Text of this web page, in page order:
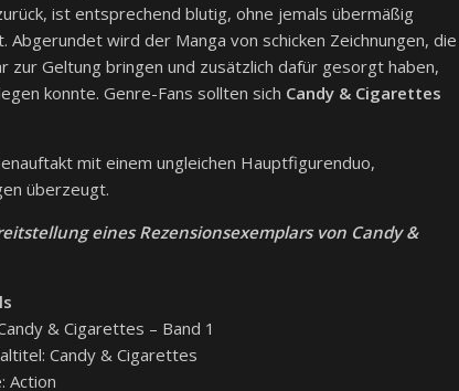
ist entsprechend blutig, ohne jemals übermäßig
wird der Manga von schicken Zeichnungen, die
Geltung bringen und zusätzlich dafür gesorgt haben,
konnte. Genre-Fans sollten sich Candy & Cigarettes
mit einem ungleichen Hauptfigurenduo,
überzeugt.
eines Rezensionsexemplars von Candy &
& Cigarettes – Band 1
Candy & Cigarettes
Action